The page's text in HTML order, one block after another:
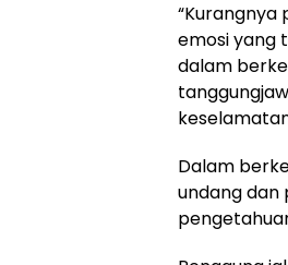
“Kurangnya
emosi yang
dalam
Dalam
undang dan